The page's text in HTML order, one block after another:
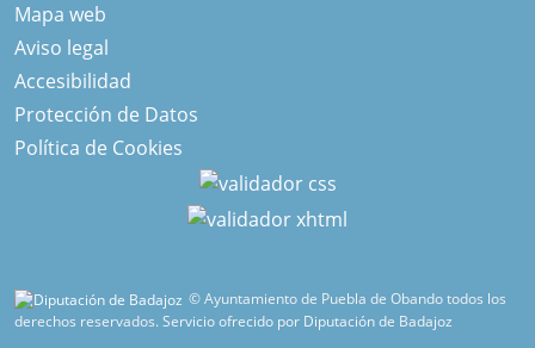
Mapa web
Aviso legal
Accesibilidad
Protección de Datos
Política de Cookies
© Ayuntamiento de Puebla de Obando todos los
derechos reservados.Servicio ofrecido por Diputación de Badajoz